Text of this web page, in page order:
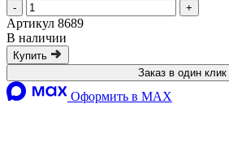
- +
Артикул 8689
В наличии
Купить
Заказ в один клик
Оформить в MAX